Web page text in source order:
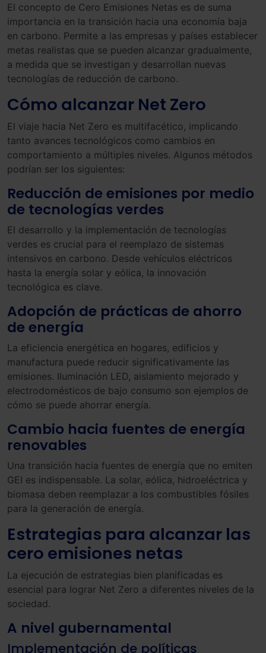
El concepto de Cero Emisiones Netas es de suma
importancia en la transición hacia una economía baja
en carbono. Permite a las empresas y países establecer
metas realistas que se pueden alcanzar gradualmente,
a medida que se investigan y desarrollan nuevas
tecnologías de reducción de carbono.
Cómo alcanzar Net Zero
El viaje hacia Net Zero es multifacético, implicando
tanto avances tecnológicos como cambios en
comportamiento a múltiples niveles. Algunos métodos
podrían ser los siguientes:
Reducción de emisiones por medio
de tecnologías verdes
El desarrollo y la implementación de tecnologías
verdes es crucial para el reemplazo de sistemas
intensivos en carbono. Desde vehículos eléctricos
hasta la energía solar y eólica, la innovación
tecnológica es clave.
Adopción de prácticas de ahorro
de energía
La eficiencia energética en hogares, edificios y
manufactura puede reducir significativamente las
emisiones. Iluminación LED, aislamiento mejorado y
electrodomésticos de bajo consumo son ejemplos de
cómo se puede ahorrar energía.
Cambio hacia fuentes de energía
renovables
Una transición hacia fuentes de energía que no emiten
GEI es indispensable. La solar, eólica, hidroeléctrica y
biomasa deben reemplazar a los combustibles fósiles
para la generación de energía.
Estrategias para alcanzar las
cero emisiones netas
La ejecución de estrategias bien planificadas es
esencial para lograr Net Zero a diferentes niveles de la
sociedad.
A nivel gubernamental
Implementación de políticas